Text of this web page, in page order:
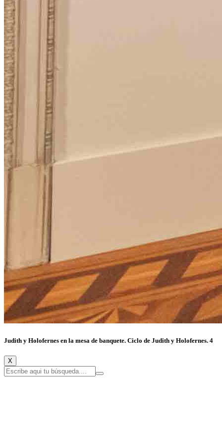
Judith y Holofernes en la mesa de banquete. Ciclo de Judith y Holofernes. 4
X